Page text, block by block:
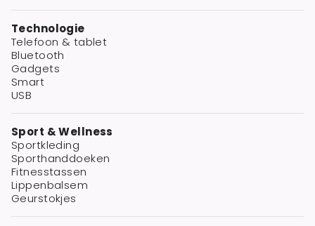
Technologie
Telefoon & tablet
Bluetooth
Gadgets
Smart
USB
Sport & Wellness
Sportkleding
Sporthanddoeken
Fitnesstassen
Lippenbalsem
Geurstokjes